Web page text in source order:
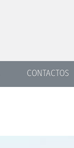
CONTACTOS